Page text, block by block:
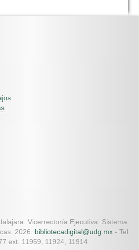
Vicerrectoría Ejecutiva. Sistema
2026. bibliotecadigital@udg.mx - Tel.
ext. 11959, 11924, 11914